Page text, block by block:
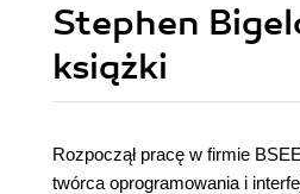
Stephen
książki
Rozpoczął pracę w firmie
twórca oprogramowania i